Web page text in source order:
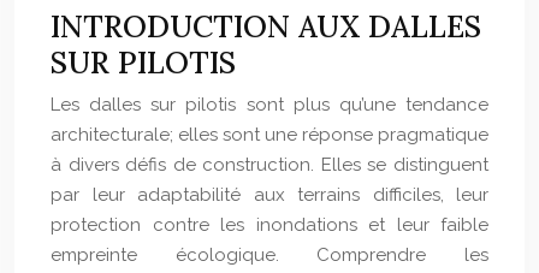
INTRODUCTION AUX DALLES
SUR PILOTIS
Les dalles sur pilotis sont plus qu’une tendance
architecturale; elles sont une réponse pragmatique
à divers défis de construction. Elles se distinguent
par leur adaptabilité aux terrains difficiles, leur
protection contre les inondations et leur faible
empreinte écologique. Comprendre les